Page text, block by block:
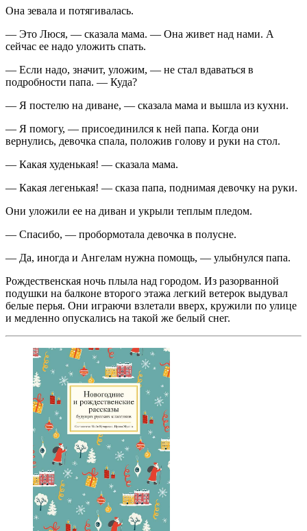
Она зевала и потягивалась.
— Это Люся, — сказала мама. — Она живет над нами. А
сейчас ее надо уложить спать.
— Если надо, значит, уложим, — не стал вдаваться в
подробности папа. — Куда?
— Я постелю на диване, — сказала мама и вышла из кухни.
— Я помогу, — присоединился к ней папа. Когда они
вернулись, девочка спала, положив голову и руки на стол.
— Какая худенькая! — сказала мама.
— Какая легенькая! — сказа папа, поднимая девочку на руки.
Они уложили ее на диван и укрыли теплым пледом.
— Спасибо, — пробормотала девочка в полусне.
— Да, иногда и Ангелам нужна помощь, — улыбнулся папа.
Рождественская ночь плыла над городом. Из разорванной
подушки на балконе второго этажа легкий ветерок выдувал
белые перья. Они играючи взлетали вверх, кружили по улице
и медленно опускались на такой же белый снег.